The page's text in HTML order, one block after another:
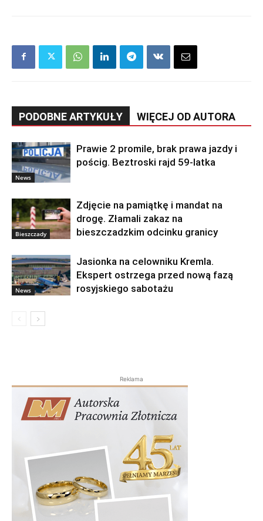
PODOBNE ARTYKUŁY WIĘCEJ OD AUTORA
News
Prawie 2 promile, brak prawa jazdy i
pościg. Beztroski rajd 59-latka
Bieszczady
Zdjęcie na pamiątkę i mandat na
drogę. Złamali zakaz na
bieszczadzkim odcinku granicy
News
Jasionka na celowniku Kremla.
Ekspert ostrzega przed nową fazą
rosyjskiego sabotażu
Reklama